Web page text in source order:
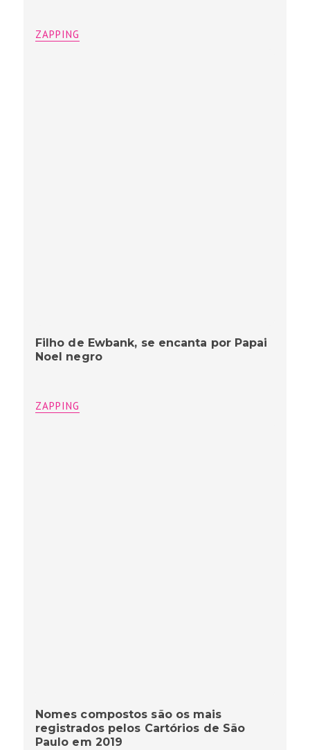
ZAPPING
Filho de Ewbank, se encanta por Papai
Noel negro
ZAPPING
Nomes compostos são os mais
registrados pelos Cartórios de São
Paulo em 2019